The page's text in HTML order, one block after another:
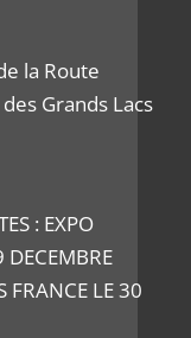
la Route
Grands Lacs
: EXPO
FRANCE LE 30